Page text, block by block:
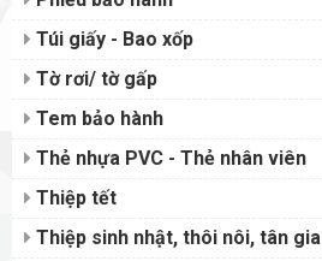
Túi giấy - Bao xốp
Tờ rơi/ tờ gấp
Tem bảo hành
Thẻ nhựa PVC - Thẻ nhân viên
Thiệp tết
Thiệp sinh nhật, thôi nôi, tân gia